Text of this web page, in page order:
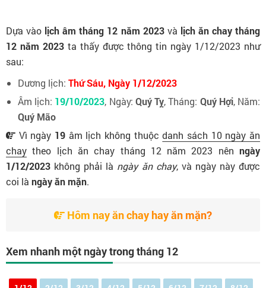
Dựa vào lịch âm tháng 12 năm 2023và lịch ăn chay tháng
12 năm 2023ta thấy được thông tin ngày 1/12/2023 như
sau:
Dương lịch: Thứ Sáu, Ngày 1/12/2023
Âm lịch: 19/10/2023, Ngày: Quý Tỵ, Tháng: Quý Hợi, Năm:
Quý Mão
Vì ngày 19 âm lịch không thuộcdanh sách 10 ngày ăn
chay theo lịch ăn chay tháng 12 năm 2023 nên ngày
1/12/2023 không phải là ngày ăn chay, và ngày này được
coi là ngày ăn mặn.
Hôm nay ăn chay hay ăn mặn?
Xem nhanh một ngày trong tháng 12